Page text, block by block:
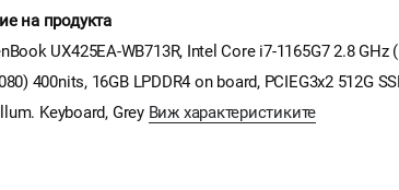
на продукта
UX425EA-WB713R, Intel Core i7-1165G7 2.8 GHz
400nits, 16GB LPDDR4 on board, PCIEG3x2 512G
Keyboard, Grey Виж характеристиките